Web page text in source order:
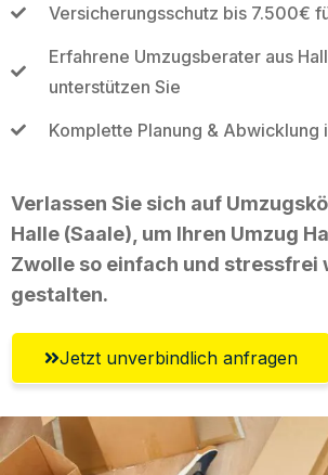
Versicherungsschutz bis 7.500€
Erfahrene Umzugsberater aus
unterstützen Sie
Komplette Planung & Abwicklung
Verlassen Sie sich auf
Halle (Saale), um Ihren Umzug
Zwolle so einfach und stressfrei
gestalten.
Jetzt unverbindlich anfragen